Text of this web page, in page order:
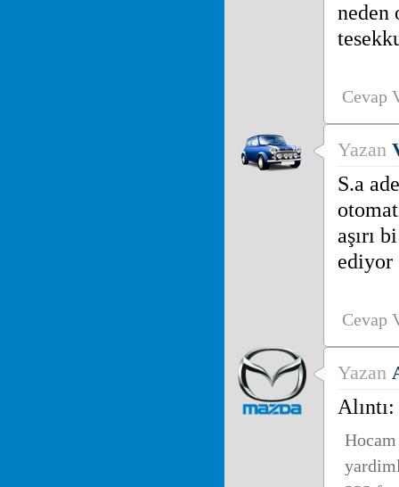
neden
Cevap
Yazan
S.a
aşırı
ediyor
Cevap
Yazan